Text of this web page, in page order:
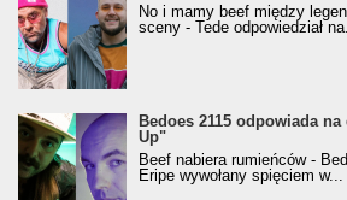
No i mamy beef między
sceny - Tede odpowiedział
Bedoes 2115 odpowiada
Up"
Beef nabiera rumieńców -
Eripe wywołany spięciem w...